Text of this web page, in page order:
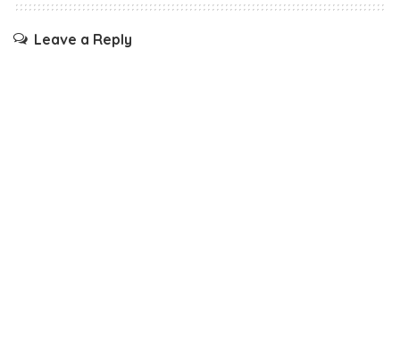
Leave a Reply